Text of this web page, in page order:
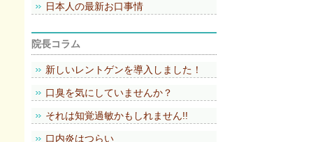
日本人の最新お口事情
院長コラム
新しいレントゲンを導入しました！
口臭を気にしていませんか？
それは知覚過敏かもしれません!!
口内炎はつらい